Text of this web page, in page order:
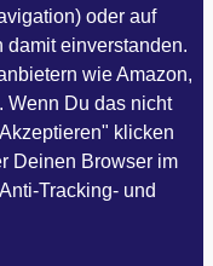
oder auf
einverstanden.
wie Amazon,
Wenn Du das nicht
klicken
Deinen Browser im
Tracking- und